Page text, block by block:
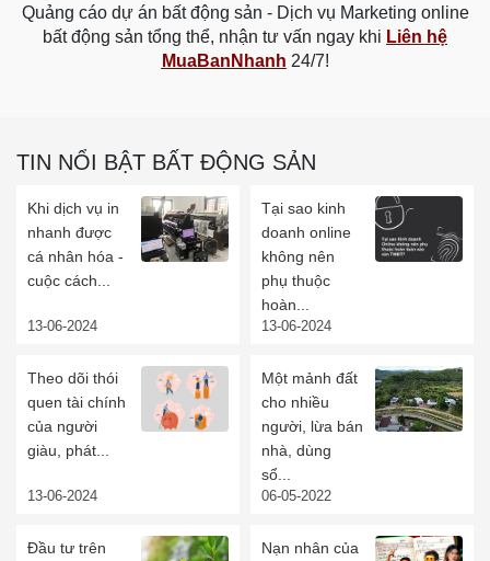
Quảng cáo dự án bất động sản - Dịch vụ Marketing online
bất động sản tổng thể, nhận tư vấn ngay khi Liên hệ
MuaBanNhanh 24/7!
TIN NỔI BẬT BẤT ĐỘNG SẢN
Khi dịch vụ in
nhanh được
cá nhân hóa -
cuộc cách...
13-06-2024
Tại sao kinh
doanh online
không nên
phụ thuộc
hoàn...
13-06-2024
Theo dõi thói
quen tài chính
của người
giàu, phát...
13-06-2024
Một mảnh đất
cho nhiều
người, lừa bán
nhà, dùng
sổ...
06-05-2022
Đầu tư trên
Nạn nhân của